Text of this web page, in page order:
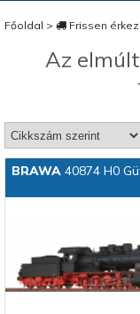
Főoldal > Frissen
Az
BRAWA40874 H0